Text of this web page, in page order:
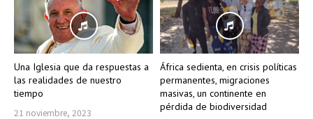
Una Iglesia que da respuestas a
las realidades de nuestro
tiempo
21 noviembre, 2023
África sedienta, en crisis políticas
permanentes, migraciones
masivas, un continente en
pérdida de biodiversidad